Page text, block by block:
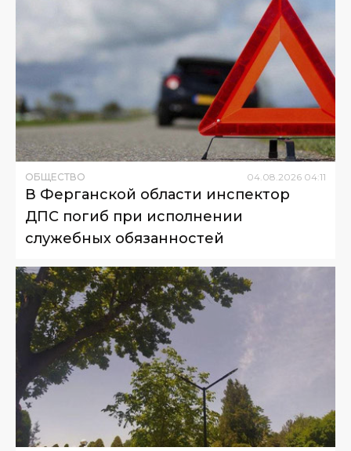
ОБЩЕСТВО 04.08.2026 04:11
В Ферганской области инспектор
ДПС погиб при исполнении
служебных обязанностей